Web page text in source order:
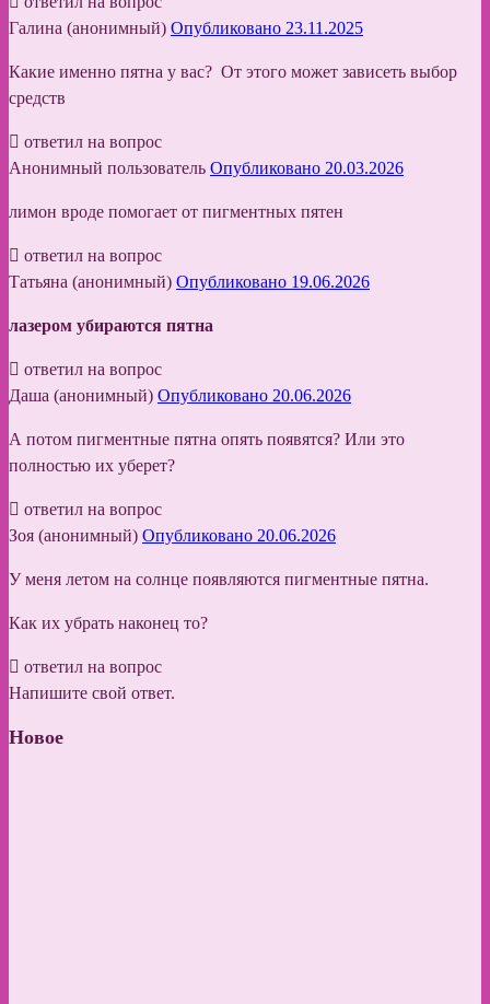
Галина (анонимный) Опубликовано 23.11.2025
Какие именно пятна у вас? От этого может зависеть выбор
средств
ответил на вопрос
Анонимный пользователь Опубликовано 20.03.2026
лимон вроде помогает от пигментных пятен
ответил на вопрос
Татьяна (анонимный) Опубликовано 19.06.2026
лазером убираются пятна
ответил на вопрос
Даша (анонимный) Опубликовано 20.06.2026
А потом пигментные пятна опять появятся? Или это
полностью их уберет?
ответил на вопрос
Зоя (анонимный) Опубликовано 20.06.2026
У меня летом на солнце появляются пигментные пятна.
Как их убрать наконец то?
ответил на вопрос
Напишите свой ответ.
Новое